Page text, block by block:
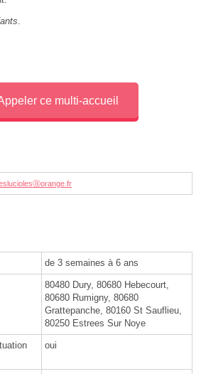
.
ce multi-accueil
de 3 semaines à 6 ans
80480 Dury, 80680 Hebecourt,
80680 Rumigny, 80680
Grattepanche, 80160 St Sauflieu,
80250 Estrees Sur Noye
oui